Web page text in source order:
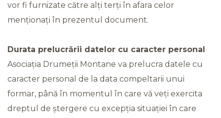
vor fi furnizate către alți terți în afara celor
menționați în prezentul document.
Durata prelucrării datelor cu caracter personal
Asociația Drumeții Montane va prelucra datele cu
caracter personal de la data compeltarii unui
formar, până în momentul în care vă veți exercita
dreptul de ștergere cu excepția situației în care